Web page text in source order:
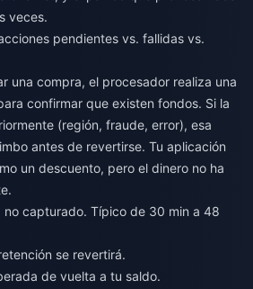
veces.
pendientes vs. fallidas vs.
una compra, el procesador realiza una
confirmar que existen fondos. Si la
(región, fraude, error), esa
antes de revertirse. Tu aplicación
un descuento, pero el dinero no ha
no capturado. Típico de 30 min a 48
se revertirá.
de vuelta a tu saldo.